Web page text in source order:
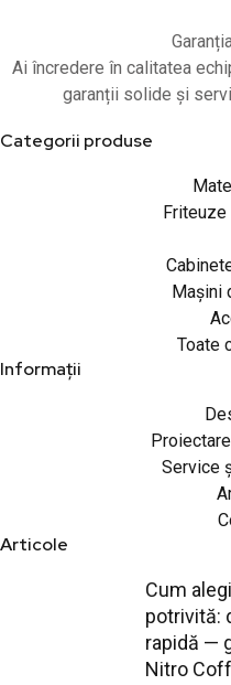
Ai încredere în calitatea
garanții solide și
Categorii produse
Mașini
Toate
Informații
Service
Articole
Cum
potrivită:
rapidă —
Nitro